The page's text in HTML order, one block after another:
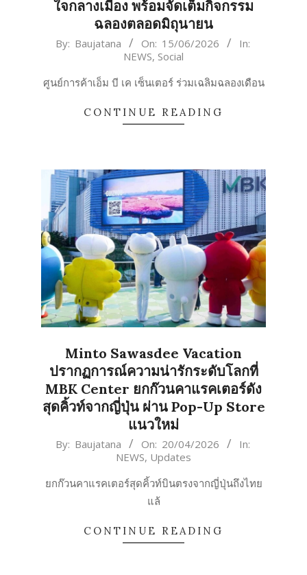
ใจกลางเมือง พร้อมจัดเต็มกิจกรรม
ฉลองตลอดมิถุนายน
2026-
15
By: Baujatana On: 15/06/2026
In:
NEWS, Social
ศูนย์การค้าเอ็ม บี เค เซ็นเตอร์ ร่วมเฉลิมฉลองเดือน
CONTINUE READING
Minto Sawasdee Vacation
ปรากฏการณ์ความน่ารักระดับโลกที่
MBK Center ยกก๊วนคาแรคเตอร์ดัง
สุดคิ้วท์จากญี่ปุ่น ผ่าน Pop-Up Store
แนวใหม่
2026-
By: Baujatana On: 20/04/2026
In:
NEWS, Updates
ยกก๊วนคาแรคเตอร์สุดคิ้วท์บินตรงจากญี่ปุ่นถึงไทย
แล้
CONTINUE READING